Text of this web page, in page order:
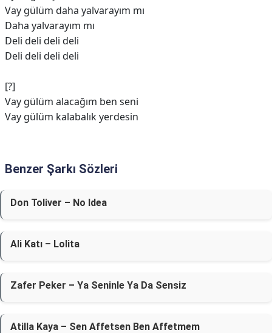
Vay gülüm daha yalvarayım mı
Daha yalvarayım mı
Deli deli deli deli
Deli deli deli deli
[?]
Vay gülüm alacağım ben seni
Vay gülüm kalabalık yerdesin
Benzer Şarkı Sözleri
Don Toliver – No Idea
Ali Katı – Lolita
Zafer Peker – Ya Seninle Ya Da Sensiz
Atilla Kaya – Sen Affetsen Ben Affetmem